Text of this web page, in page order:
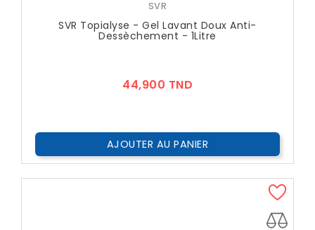
SVR
SVR Topialyse - Gel Lavant Doux Anti-
Dessèchement - 1Litre
44,900 TND
AJOUTER AU PANIER